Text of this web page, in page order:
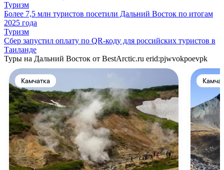
Туризм
Более 7,5 млн туристов посетили Дальний Восток по итогам
2025 года
Туризм
Сбер запустил оплату по QR-коду для российских туристов в
Таиланде
Туры на Дальний Восток от BestArctic.ru erid:pjwvokpoevpk